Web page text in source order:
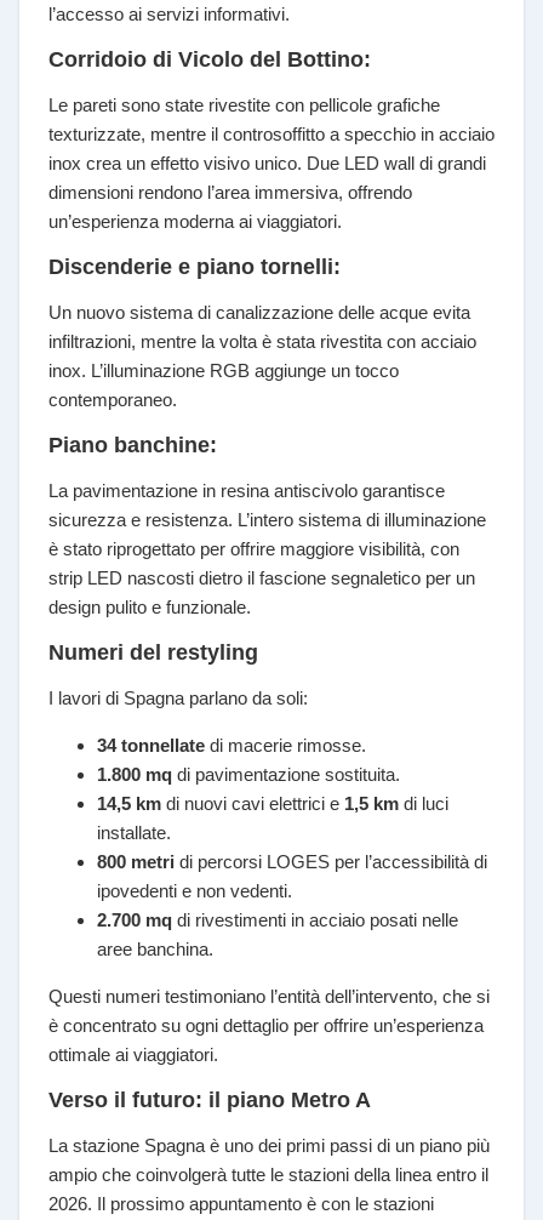
l’accesso ai servizi informativi.
Corridoio di Vicolo del Bottino:
Le pareti sono state rivestite con pellicole grafiche
texturizzate, mentre il controsoffitto a specchio in acciaio
inox crea un effetto visivo unico. Due LED wall di grandi
dimensioni rendono l’area immersiva, offrendo
un’esperienza moderna ai viaggiatori.
Discenderie e piano tornelli:
Un nuovo sistema di canalizzazione delle acque evita
infiltrazioni, mentre la volta è stata rivestita con acciaio
inox. L’illuminazione RGB aggiunge un tocco
contemporaneo.
Piano banchine:
La pavimentazione in resina antiscivolo garantisce
sicurezza e resistenza. L’intero sistema di illuminazione
è stato riprogettato per offrire maggiore visibilità, con
strip LED nascosti dietro il fascione segnaletico per un
design pulito e funzionale.
Numeri del restyling
I lavori di Spagna parlano da soli:
34 tonnellate di macerie rimosse.
1.800 mq di pavimentazione sostituita.
14,5 km di nuovi cavi elettrici e 1,5 km di luci
installate.
800 metri di percorsi LOGES per l’accessibilità di
ipovedenti e non vedenti.
2.700 mq di rivestimenti in acciaio posati nelle
aree banchina.
Questi numeri testimoniano l’entità dell’intervento, che si
è concentrato su ogni dettaglio per offrire un’esperienza
ottimale ai viaggiatori.
Verso il futuro: il piano Metro A
La stazione Spagna è uno dei primi passi di un piano più
ampio che coinvolgerà tutte le stazioni della linea entro il
2026. Il prossimo appuntamento è con le stazioni